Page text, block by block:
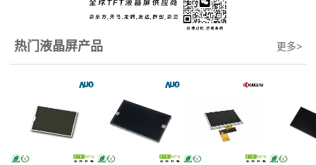
更多>
热门液晶屏产品